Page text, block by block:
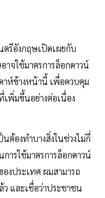
รีอังกฤษเปิดเผยกับ
าจใช้มาตรการล็อกดาวน์
าห์ข้างหน้านี้ เพื่อควบคุม
เพิ่มขึ้นอย่างต่อเนื่อง
ต้องทำบางสิ่งในช่วงไม่กี่
ารใช้มาตรการล็อกดาวน์
งประเทศ ผมสามารถ
และเชื่อว่าประชาชน